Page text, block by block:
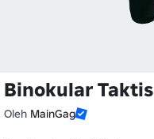
Binokular Taktis
Oleh MainGag